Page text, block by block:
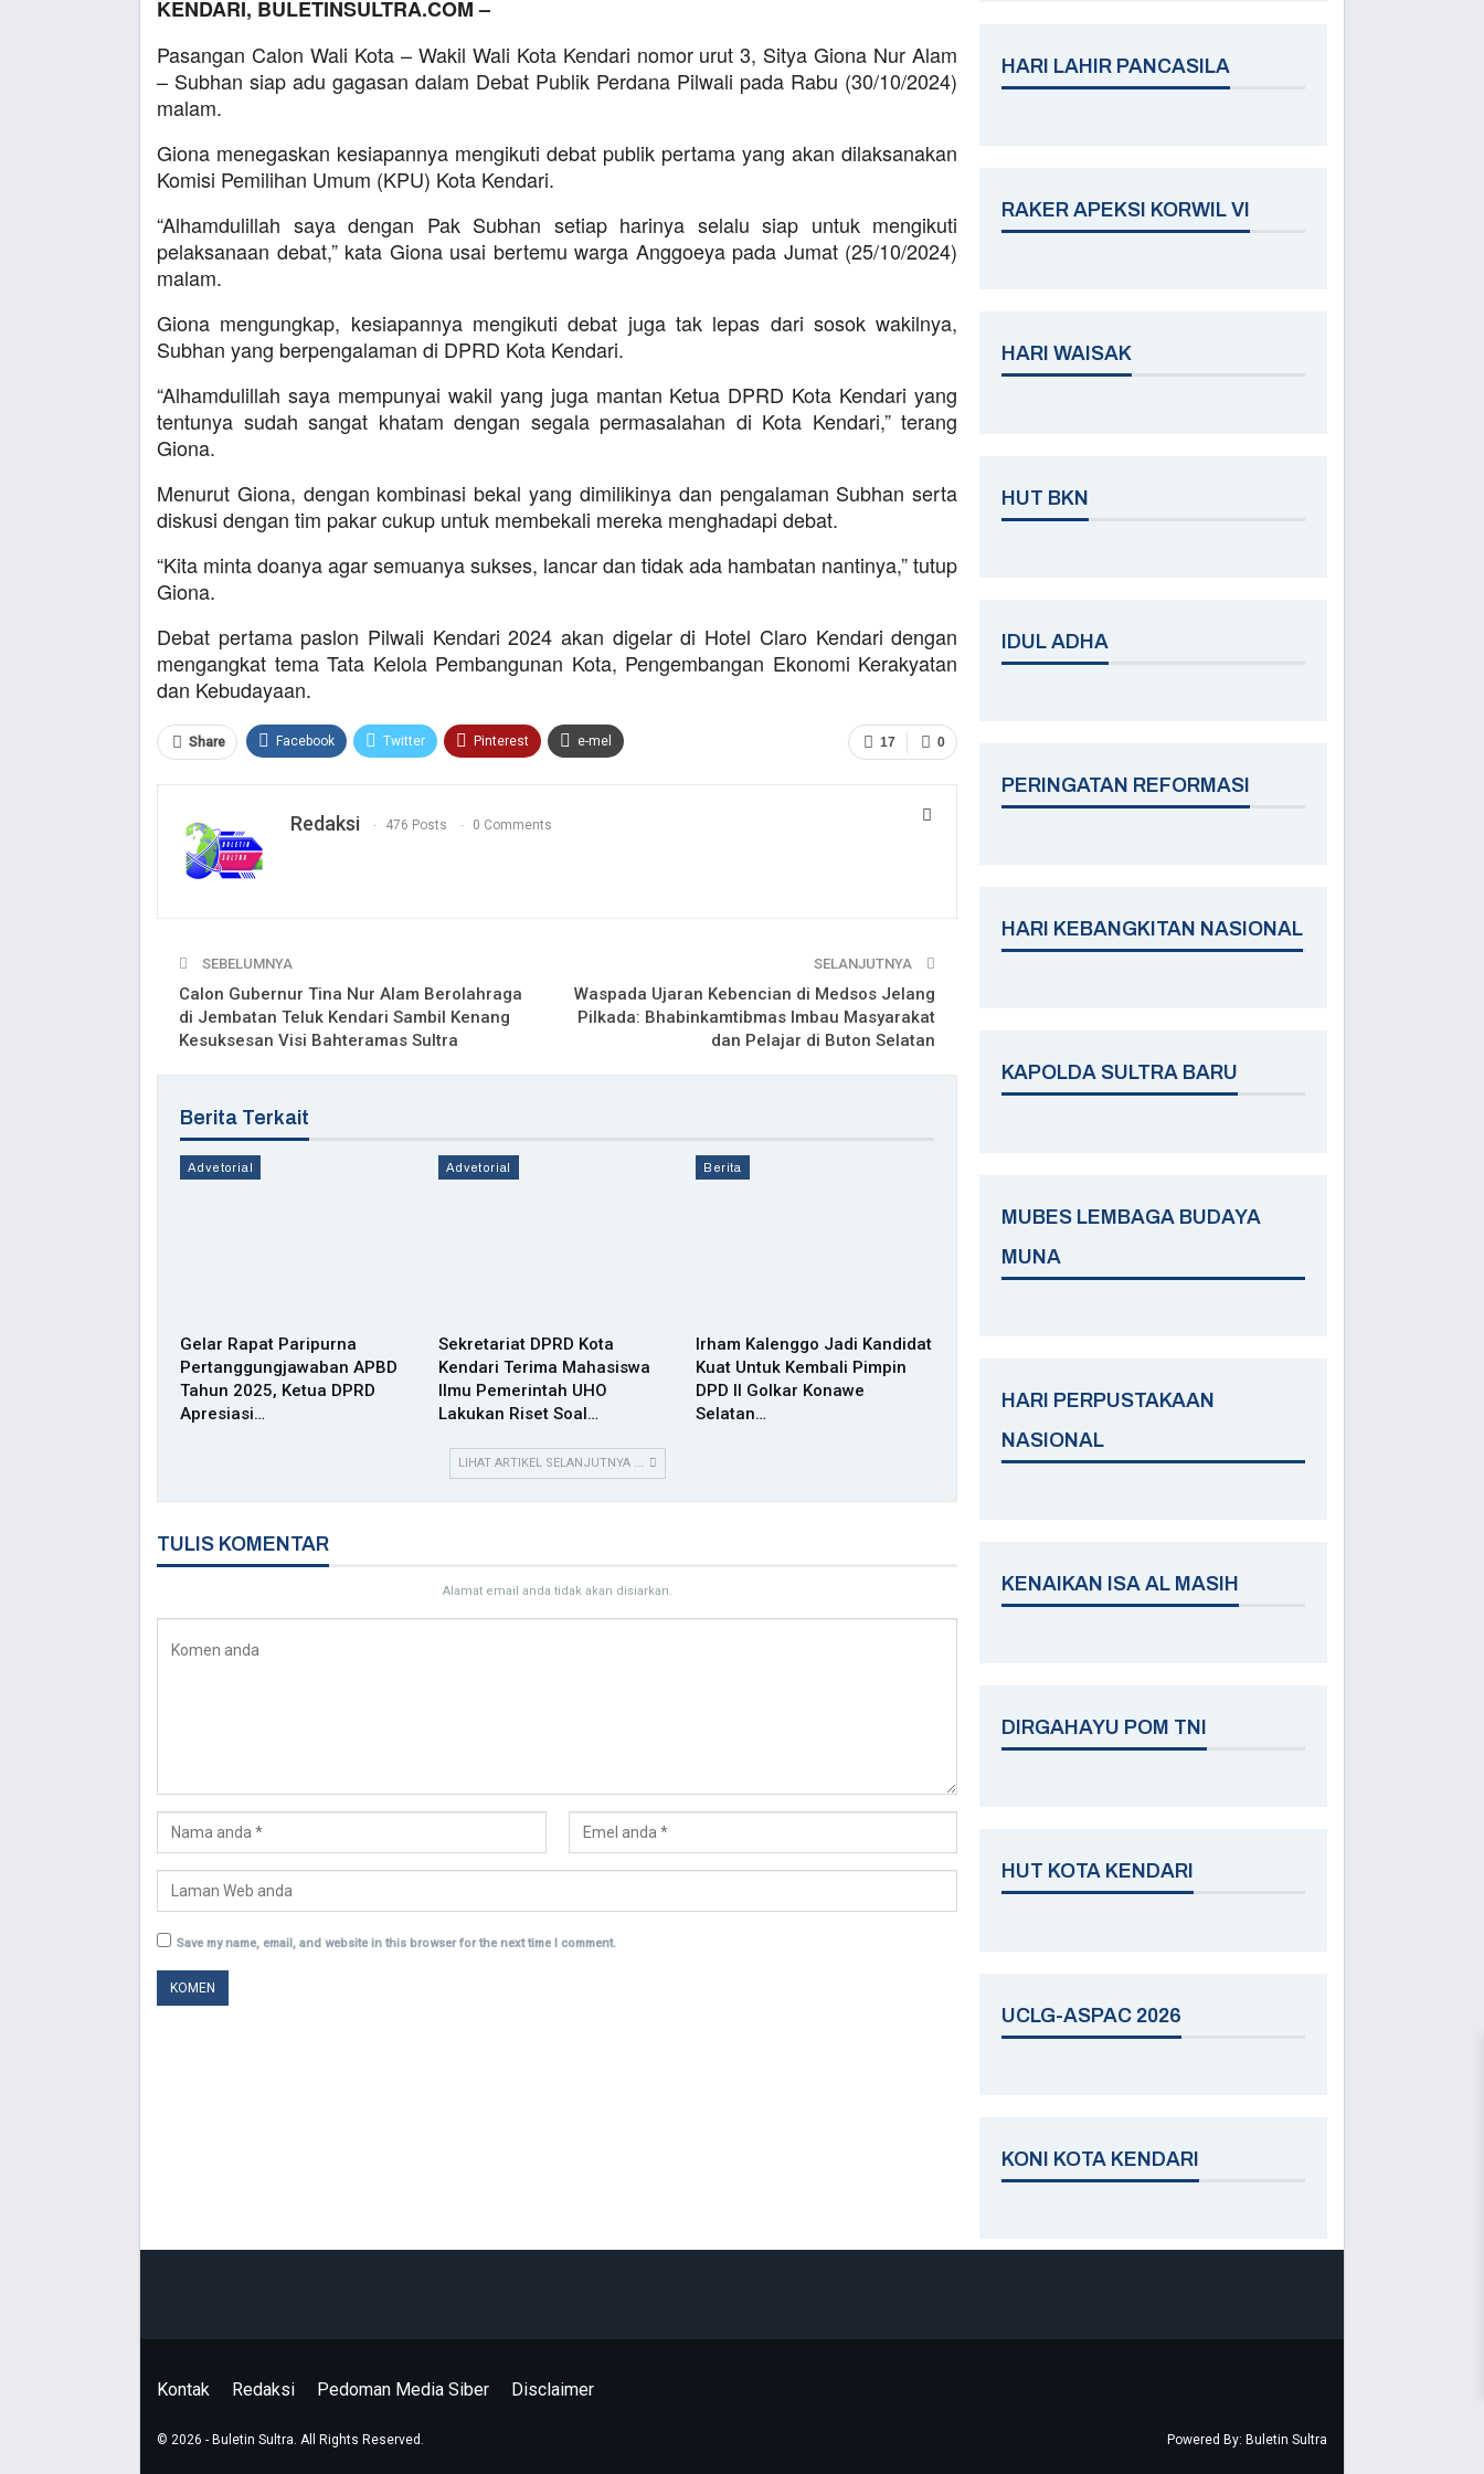
KENDARI, BULETINSULTRA.COM –
Pasangan Calon Wali Kota – Wakil Wali Kota Kendari nomor urut 3, Sitya Giona Nur Alam
– Subhan siap adu gagasan dalam Debat Publik Perdana Pilwali pada Rabu (30/10/2024)
malam.
Giona menegaskan kesiapannya mengikuti debat publik pertama yang akan dilaksanakan
Komisi Pemilihan Umum (KPU) Kota Kendari.
“Alhamdulillah saya dengan Pak Subhan setiap harinya selalu siap untuk mengikuti
pelaksanaan debat,” kata Giona usai bertemu warga Anggoeya pada Jumat (25/10/2024)
malam.
Giona mengungkap, kesiapannya mengikuti debat juga tak lepas dari sosok wakilnya,
Subhan yang berpengalaman di DPRD Kota Kendari.
“Alhamdulillah saya mempunyai wakil yang juga mantan Ketua DPRD Kota Kendari yang
tentunya sudah sangat khatam dengan segala permasalahan di Kota Kendari,” terang
Giona.
Menurut Giona, dengan kombinasi bekal yang dimilikinya dan pengalaman Subhan serta
diskusi dengan tim pakar cukup untuk membekali mereka menghadapi debat.
“Kita minta doanya agar semuanya sukses, lancar dan tidak ada hambatan nantinya,” tutup
Giona.
Debat pertama paslon Pilwali Kendari 2024 akan digelar di Hotel Claro Kendari dengan
mengangkat tema Tata Kelola Pembangunan Kota, Pengembangan Ekonomi Kerakyatan
dan Kebudayaan.
0
17
Share Facebook Twitter Pinterest e-mel
Redaksi 476 Posts 0 Comments
SEBELUMNYA
Calon Gubernur Tina Nur Alam Berolahraga
di Jembatan Teluk Kendari Sambil Kenang
Kesuksesan Visi Bahteramas Sultra
SELANJUTNYA
Waspada Ujaran Kebencian di Medsos Jelang
Pilkada: Bhabinkamtibmas Imbau Masyarakat
dan Pelajar di Buton Selatan
Berita Terkait
Advetorial
Gelar Rapat Paripurna
Pertanggungjawaban APBD
Tahun 2025, Ketua DPRD
Apresiasi…
Advetorial
Sekretariat DPRD Kota
Kendari Terima Mahasiswa
Ilmu Pemerintah UHO
Lakukan Riset Soal…
Berita
Irham Kalenggo Jadi Kandidat
Kuat Untuk Kembali Pimpin
DPD II Golkar Konawe
Selatan…
LIHAT ARTIKEL SELANJUTNYA ...
TULIS KOMENTAR
Alamat email anda tidak akan disiarkan.
Save my name, email, and website in this browser for the next time I comment.
HARI LAHIR PANCASILA
RAKER APEKSI KORWIL VI
HARI WAISAK
HUT BKN
IDUL ADHA
PERINGATAN REFORMASI
HARI KEBANGKITAN NASIONAL
KAPOLDA SULTRA BARU
MUBES LEMBAGA BUDAYA
MUNA
HARI PERPUSTAKAAN
NASIONAL
KENAIKAN ISA AL MASIH
DIRGAHAYU POM TNI
HUT KOTA KENDARI
UCLG-ASPAC 2026
KONI KOTA KENDARI
Kontak Redaksi Pedoman Media Siber Disclaimer
© 2026 - Buletin Sultra. All Rights Reserved. Powered By: Buletin Sultra